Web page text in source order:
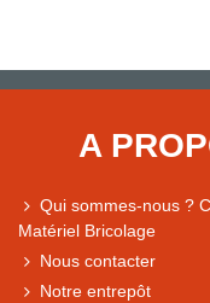
A
Qui sommes-nous ?
Matériel Bricolage
Nous contacter
Notre entrepôt